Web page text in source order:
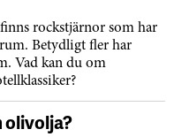
rockstjärnor som har
Betydligt fler har
Vad kan du om
olivolja?